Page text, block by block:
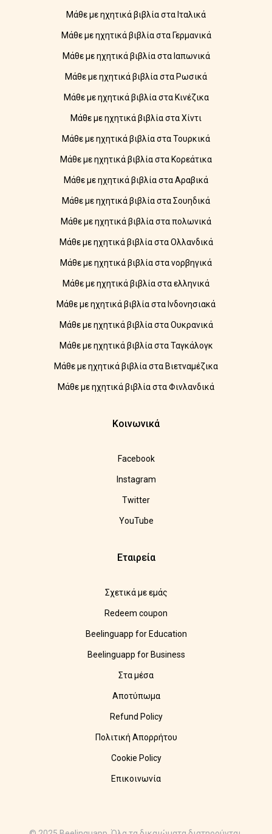
Μάθε με ηχητικά βιβλία στα Ιταλικά
Μάθε με ηχητικά βιβλία στα Γερμανικά
Μάθε με ηχητικά βιβλία στα Ιαπωνικά
Μάθε με ηχητικά βιβλία στα Ρωσικά
Μάθε με ηχητικά βιβλία στα Κινέζικα
Μάθε με ηχητικά βιβλία στα Χίντι
Μάθε με ηχητικά βιβλία στα Τουρκικά
Μάθε με ηχητικά βιβλία στα Κορεάτικα
Μάθε με ηχητικά βιβλία στα Αραβικά
Μάθε με ηχητικά βιβλία στα Σουηδικά
Μάθε με ηχητικά βιβλία στα πολωνικά
Μάθε με ηχητικά βιβλία στα Ολλανδικά
Μάθε με ηχητικά βιβλία στα νορβηγικά
Μάθε με ηχητικά βιβλία στα ελληνικά
Μάθε με ηχητικά βιβλία στα Ινδονησιακά
Μάθε με ηχητικά βιβλία στα Ουκρανικά
Μάθε με ηχητικά βιβλία στα Ταγκάλογκ
Μάθε με ηχητικά βιβλία στα Βιετναμέζικα
Μάθε με ηχητικά βιβλία στα Φινλανδικά
Κοινωνικά
Facebook
Instagram
Twitter
YouTube
Εταιρεία
Σχετικά με εμάς
Redeem coupon
Beelinguapp for Education
Beelinguapp for Business
Στα μέσα
Αποτύπωμα
Refund Policy
Πολιτική Απορρήτου
Cookie Policy
Επικοινωνία